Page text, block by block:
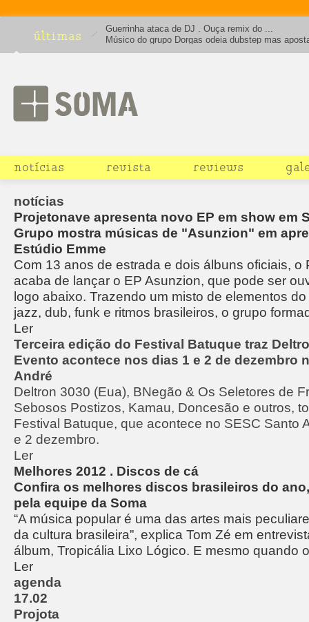
últimas
Guerrinha ataca de DJ . Ouça remix do ...
Músico do grupo Dorgas odeia dubstep mas
house em projeto solo obcecado por Terre
notícias revista reviews
notícias
Projetonave apresenta novo EP em show em
Grupo mostra músicas de "Asunzion" em
Estúdio Emme
Com 13 anos de estrada e dois álbuns oficiais, o
acaba de lançar o EP Asunzion, que pode ser
logo abaixo. Trazendo um misto de elementos
jazz, dub, funk e ritmos brasileiros, o grupo
Ler
Terceira edição do Festival Batuque traz
Evento acontece nos dias 1 e 2 de dezembro
André
Deltron 3030 (Eua), BNegão & Os Seletores de
Sebosos Postizos, Kamau, Doncesão e outros,
Festival Batuque, que acontece no SESC Santo
e 2 dezembro.
Ler
Melhores 2012 . Discos de cá
Confira os melhores discos brasileiros do
pela equipe da Soma
“A música popular é uma das artes mais
da cultura brasileira”, explica Tom Zé em
álbum, Tropicália Lixo Lógico. E mesmo quando
Ler
agenda
17.02
Projota